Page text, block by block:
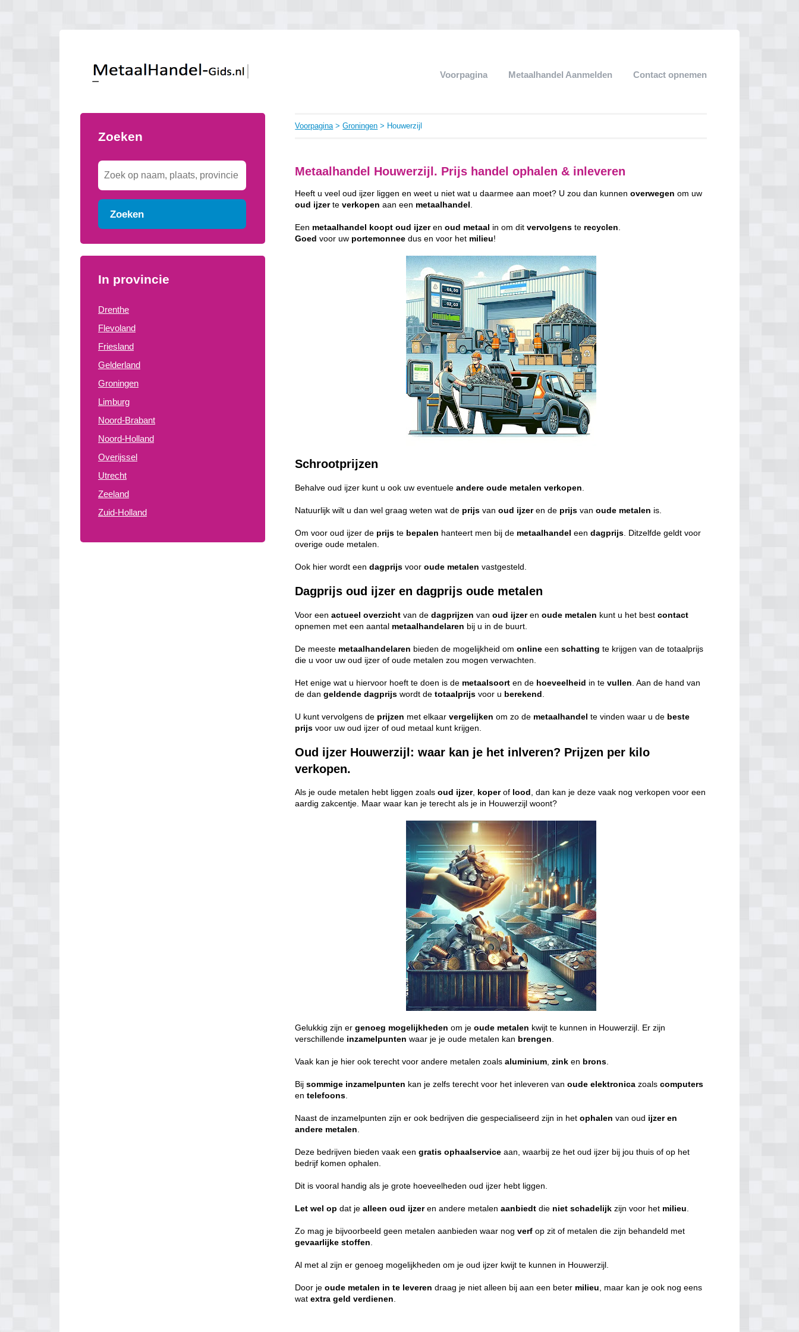
Voorpagina Metaalhandel Aanmelden Contact opnemen
Zoeken
Zoeken
In provincie
Drenthe
Flevoland
Friesland
Gelderland
Groningen
Limburg
Noord-Brabant
Noord-Holland
Overijssel
Utrecht
Zeeland
Zuid-Holland
Voorpagina>Groningen > Houwerzijl
Metaalhandel Houwerzijl. Prijs handel ophalen & inleveren
Heeft u veel oud ijzer liggen en weet u niet wat u daarmee aan moet? U zou dan kunnenoverwegen om uw
oud ijzerteverkopen aan een metaalhandel
Een metaalhandel koopt oud ijzerenoud metaal in om ditvervolgens te recyclen
Goed voor uw portemonnee dus en voor het milieu!
Schrootprijzen
Behalve oud ijzer kunt u ook uw eventueleandere oude metalen verkopen.
Natuurlijk wilt u dan wel graag weten wat de prijs vanoud ijzeren de prijs vanoude metalen is.
Om voor oud ijzer de prijs te bepalen hanteert men bij de metaalhandel eendagprijs. Ditzelfde geldt voor
overige oude metalen.
Ook hier wordt eendagprijs vooroude metalen vastgesteld.
Dagprijs oud ijzer en dagprijs oude metalen
Voor eenactueel overzicht van dedagprijzen vanoud ijzerenoude metalen kunt u het bestcontact
opnemen met een aantal metaalhandelaren bij u in de buurt.
De meeste metaalhandelaren bieden de mogelijkheid omonline eenschatting te krijgen van de totaalprijs
die u voor uw oud ijzer of oude metalen zou mogen verwachten.
Het enige wat u hiervoor hoeft te doen is de metaalsoort en de hoeveelheid in tevullen . Aan de hand van
de dangeldende dagprijs wordt detotaalprijs voor u berekend
U kunt vervolgens de prijzen met elkaarvergelijken om zo de metaalhandel te vinden waar u de beste
prijs voor uw oud ijzer of oud metaal kunt krijgen.
Oud ijzer Houwerzijl: waar kan je het inlveren? Prijzen per kilo
verkopen.
Als je oude metalen hebt liggen zoalsoud ijzer, koperof lood , dan kan je deze vaak nog verkopen voor een
aardig zakcentje. Maar waar kan je terecht als je in Houwerzijl woont?
Gelukkig zijn ergenoeg mogelijkheden om jeoude metalen kwijt te kunnen in Houwerzijl. Er zijn
verschillende inzamelpunten waar je je oude metalen kan brengen.
Vaak kan je hier ook terecht voor andere metalen zoalsaluminium,zink en brons.
Bijsommige inzamelpunten kan je zelfs terecht voor het inleveren vanoude elektronica zoalscomputers
entelefoons.
Naast de inzamelpunten zijn er ook bedrijven die gespecialiseerd zijn in hetophalen van oud ijzer en
andere metalen.
Deze bedrijven bieden vaak eengratis ophaalservice aan, waarbij ze het oud ijzer bij jou thuis of op het
bedrijf komen ophalen.
Dit is vooral handig als je grote hoeveelheden oud ijzer hebt liggen.
Let wel op dat jealleen oud ijzeren andere metalenaanbiedt die niet schadelijk zijn voor het milieu.
Zo mag je bijvoorbeeld geen metalen aanbieden waar nogverf op zit of metalen die zijn behandeld met
gevaarlijke stoffen.
Al met al zijn er genoeg mogelijkheden om je oud ijzer kwijt te kunnen in Houwerzijl.
Door jeoude metalen in te leveren draag je niet alleen bij aan een beter milieu, maar kan je ook nog eens
watextra geld verdienen.